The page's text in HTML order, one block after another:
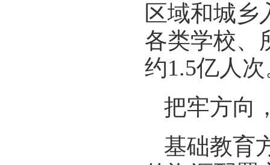
区域和城乡
各类学校、
约1.5亿人
把牢方向
基础教育